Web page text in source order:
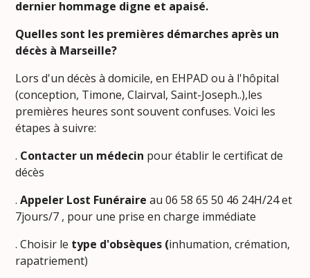
dernier hommage digne et apaisé.
Quelles sont les premières démarches après un
décès à Marseille?
Lors d'un décès à domicile, en EHPAD ou à l'hôpital
(conception, Timone, Clairval, Saint-Joseph..),les
premières heures sont souvent confuses. Voici les
étapes à suivre:
. Contacter un médecin pour établir le certificat de
décès
. Appeler Lost Funéraire au 06 58 65 50 46 24H/24 et
7jours/7 , pour une prise en charge immédiate
. Choisir le type d'obsèques (inhumation, crémation,
rapatriement)